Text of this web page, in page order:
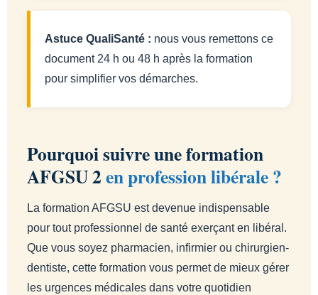
Astuce QualiSanté : nous vous remettons ce
document 24 h ou 48 h après la formation
pour simplifier vos démarches.
Pourquoi suivre une formation
AFGSU 2en profession libérale ?
La formation AFGSU est devenue indispensable
pour tout professionnel de santé exerçant en libéral.
Que vous soyez pharmacien, infirmier ou chirurgien-
dentiste, cette formation vous permet de mieux gérer
les urgences médicales dans votre quotidien